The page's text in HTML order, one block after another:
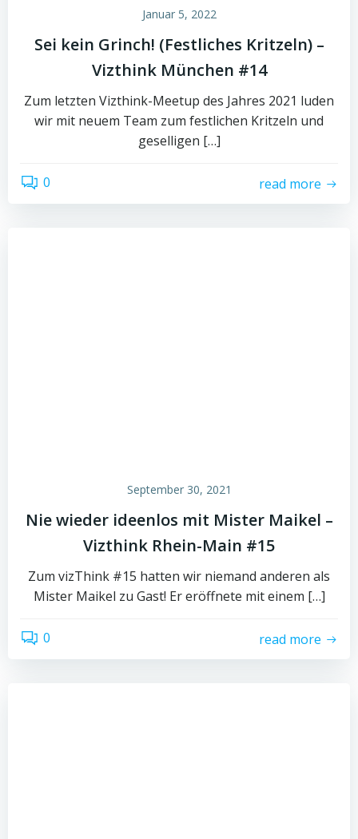
Januar 5, 2022
Sei kein Grinch! (Festliches Kritzeln) –
Vizthink München #14
Zum letzten Vizthink-Meetup des Jahres 2021 luden
wir mit neuem Team zum festlichen Kritzeln und
geselligen […]
0 read more
September 30, 2021
Nie wieder ideenlos mit Mister Maikel –
Vizthink Rhein-Main #15
Zum vizThink #15 hatten wir niemand anderen als
Mister Maikel zu Gast! Er eröffnete mit einem […]
0 read more